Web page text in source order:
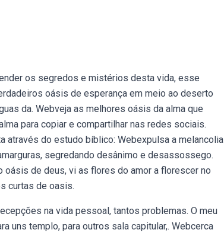
os segredos e mistérios desta vida, esse
oásis de esperança em meio ao deserto
da. Webveja as melhores oásis da alma que
para copiar e compartilhar nas redes sociais.
através do estudo bíblico: Webexpulsa a melancolia
segredando desânimo e desassossego.
de deus, vi as flores do amor a florescer no
curtas de oasis.
na vida pessoal, tantos problemas. O meu
uns templo, para outros sala capitular,. Webcerca